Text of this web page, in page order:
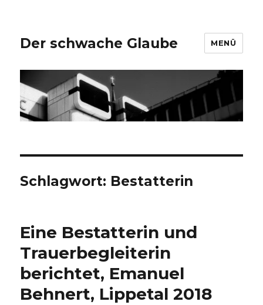
Der schwache Glaube MENÜ
Schlagwort: Bestatterin
Eine Bestatterin und
Trauerbegleiterin
berichtet, Emanuel
Behnert, Lippetal 2018